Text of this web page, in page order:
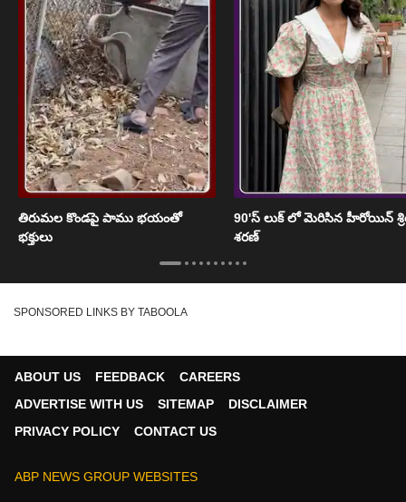
తిరుమల కొండపై పాము భయంతో
భక్తులు
90'స్ లుక్ లో మెరిసిన హీరోయిన్
శరణ్
SPONSORED LINKS BY TABOOLA
ABOUT US FEEDBACK
CAREERS
ADVERTISE WITH US
SITEMAP
DISCLAIMER
PRIVACY POLICY
CONTACT US
ABP NEWS GROUP WEBSITES